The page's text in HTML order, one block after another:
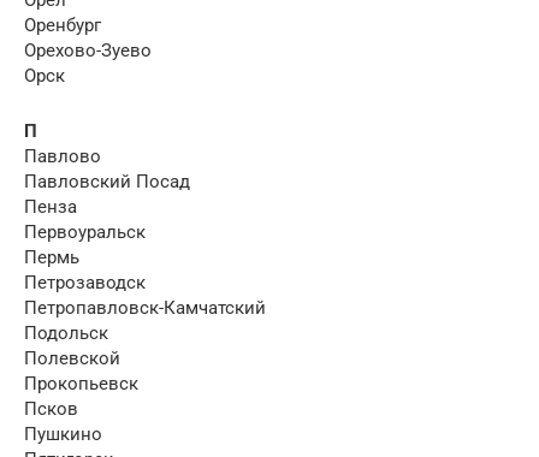
Оренбург
Орехово-Зуево
Орск
П
Павлово
Павловский Посад
Пенза
Первоуральск
Пермь
Петрозаводск
Петропавловск-Камчатский
Подольск
Полевской
Прокопьевск
Псков
Пушкино